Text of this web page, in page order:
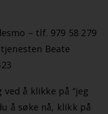
– tlf. 979 58 279
Beate
å klikke på “jeg
å søke nå, klikk på